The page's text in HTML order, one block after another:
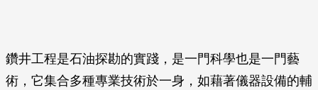
鑽井工程是石油探勘的實踐，是一門科學也是一門藝
術，它集合多種專業技術於一身，如藉著儀器設備的輔